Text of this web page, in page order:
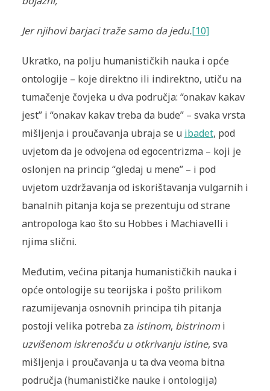
Jer njihovi barjaci traže samo da jedu.[10]
Ukratko, na polju humanističkih nauka i opće
ontologije – koje direktno ili indirektno, utiču na
tumačenje čovjeka u dva područja: “onakav kakav
jest” i “onakav kakav treba da bude” – svaka vrsta
mišljenja i proučavanja ubraja se u ibadet, pod
uvjetom da je odvojena od egocentrizma – koji je
oslonjen na princip “gledaj u mene” – i pod
uvjetom uzdržavanja od iskorištavanja vulgarnih i
banalnih pitanja koja se prezentuju od strane
antropologa kao što su Hobbes i Machiavelli i
njima slični.
Međutim, većina pitanja humanističkih nauka i
opće ontologije su teorijska i pošto prilikom
razumijevanja osnovnih principa tih pitanja
postoji velika potreba za istinom, bistrinomi
uzvišenom iskrenošću u otkrivanju istine, sva
mišljenja i proučavanja u ta dva veoma bitna
područja (humanističke nauke i ontologija)